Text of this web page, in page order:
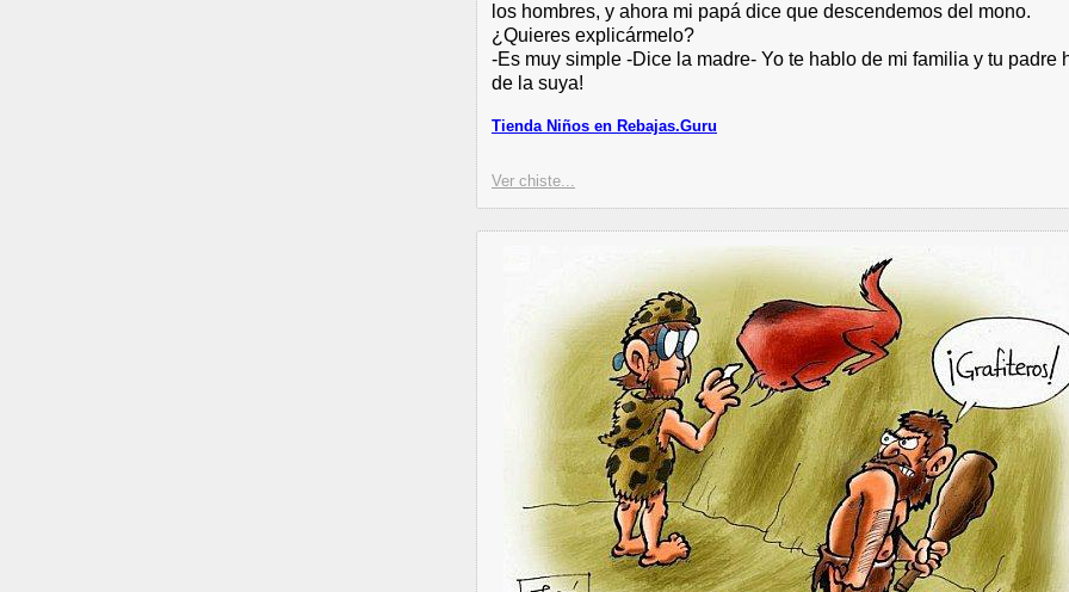
los hombres, y ahora mi papá dice que descendemos del mono.
¿Quieres explicármelo?
-Es muy simple -Dice la madre- Yo te hablo de mi familia y tu padre
de la suya!
Tienda Niños en Rebajas.Guru
Ver chiste...